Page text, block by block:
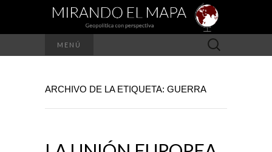
MENÚ Buscar:
ARCHIVO DE LA ETIQUETA: GUERRA